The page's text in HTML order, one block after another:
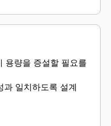
용량을 증설할 필요를
일치하도록 설계